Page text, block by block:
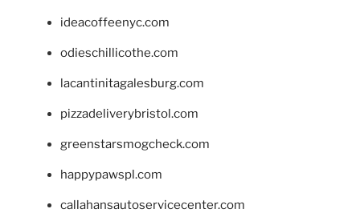
ideacoffeenyc.com
odieschillicothe.com
lacantinitagalesburg.com
pizzadeliverybristol.com
greenstarsmogcheck.com
happypawspl.com
callahansautoservicecenter.com